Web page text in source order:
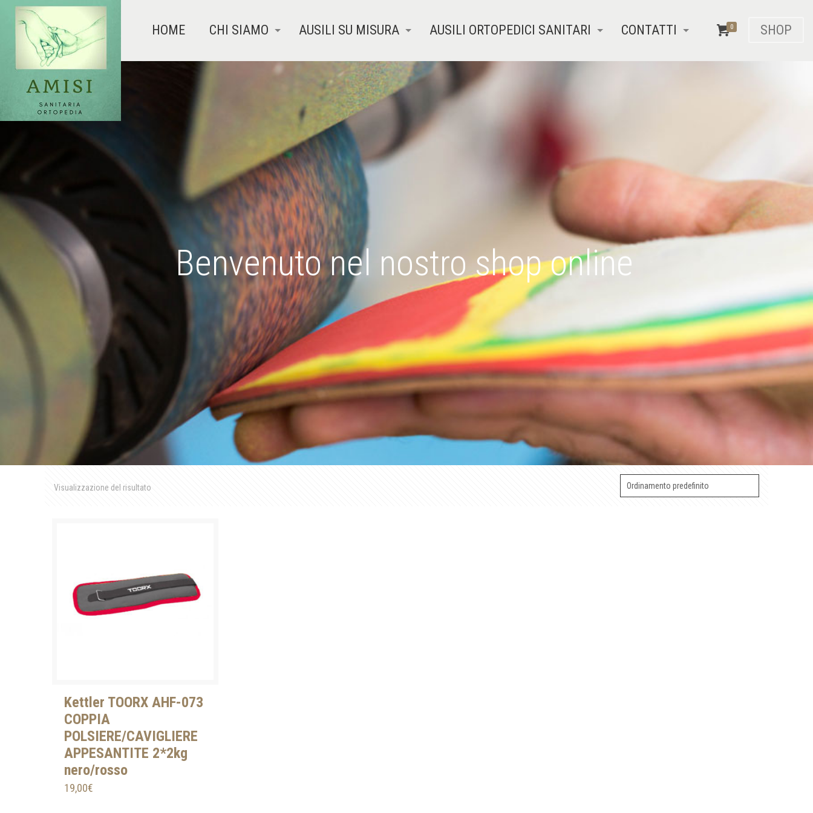
HOME CHI SIAMO AUSILI SU MISURA AUSILI ORTOPEDICI SANITARI CONTATTI 0 SHOP
Benvenuto nel nostro shop online
Visualizzazione del risultato
Kettler TOORX AHF-073
COPPIA
POLSIERE/CAVIGLIERE
APPESANTITE 2*2kg
nero/rosso
19,00€